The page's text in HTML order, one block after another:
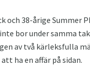
och 38-årige Summer
bor under samma
av två kärleksfulla
ha en affär på sidan.